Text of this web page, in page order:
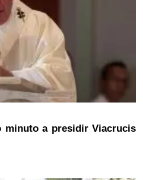
minuto a presidir Viacrucis